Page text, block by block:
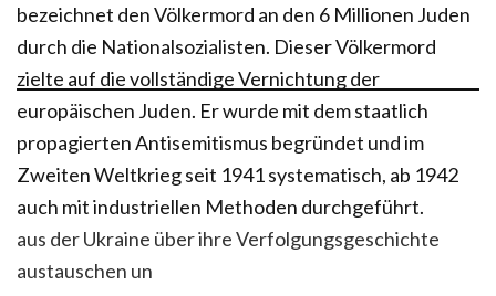
aus der Ukraine über ihre Verfolgungsgeschichte
austauschen un